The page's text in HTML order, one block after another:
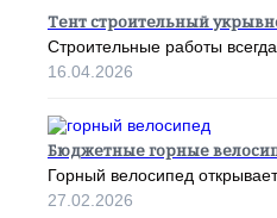
Тент строительный
Строительные работы
16.04.2026
Бюджетные горные
Горный велосипед
27.02.2026